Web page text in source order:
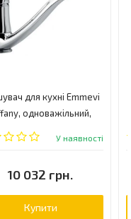
для кухні Emmevi
одноважільний,
сатин (SC6095)
У наявності
10 032 грн.
Купити